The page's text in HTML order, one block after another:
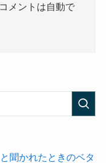
メントは自動で
聞かれたときのベタ